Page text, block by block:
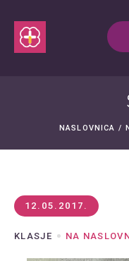
NASLOVNICA /
12.05.2017.
KLASJE NA